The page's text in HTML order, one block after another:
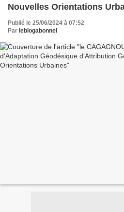
Nouvelles Orientations
Publié le 25/06/2024 à 07:52
Par leblogabonnel